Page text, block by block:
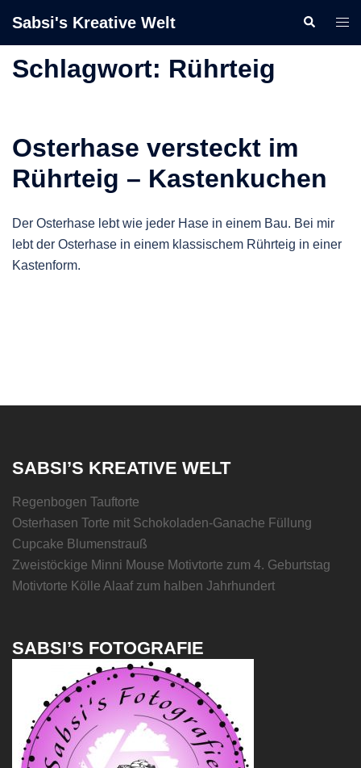
Inhalt
Sabsi's Kreative Welt Suche
Schlagwort: Rührteig
Osterhase versteckt im
Rührteig – Kastenkuchen
Der Osterhase lebt wie jeder Hase in einem Bau. Bei mir
lebt der Osterhase in einem klassischem Rührteig in einer
Kastenform.
SABSI’S KREATIVE WELT
Regenbogen Tauftorte
Osterhasen Torte mit Schokoladen-Ganache Füllung
Cupcake Blumenstrauß
Zweistöckige Minni Mouse Motivtorte zum 4. Geburtstag
Motivtorte Kölle Alaaf zum halben Jahrhundert
SABSI’S FOTOGRAFIE